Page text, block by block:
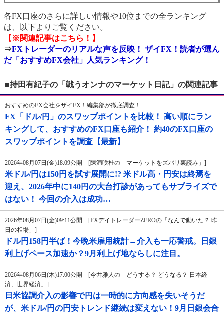
各FX口座のさらに詳しい情報や10位までの全ランキング
は、以下よりご覧ください。
【※関連記事はこちら！】
⇒FXトレーダーのリアルな声を反映！ ザイFX！読者が選ん
だ「おすすめFX会社」人気ランキング！
■持田有紀子の「戦うオンナのマーケット日記」の関連記事
おすすめのFX会社をザイFX！編集部が徹底調査！
FX「ドル/円」のスワップポイントを比較！ 高い順にラン
キングして、おすすめのFX口座も紹介！ 約40のFX口座の
スワップポイントを調査【最新】
2026年08月07日(金)18:09公開 [陳満咲杜の「マーケットをズバリ裏読み」]
米ドル/円は150円を試す展開に!? 米ドル高・円安は終焉を
迎え、2026年中に140円の大台打診があってもサプライズで
はない！ 今回の介入は成功…
2026年08月07日(金)09:11公開 [FXデイトレーダーZEROの「なんで動いた？ 昨
日の相場」]
ドル円158円半ば！今晩米雇用統計→介入も一応警戒。日銀
利上げペース加速か？9月利上げ地ならしに注目。
2026年08月06日(木)17:00公開 [今井雅人の「どうする？ どうなる？ 日本経
済、世界経済」]
日米協調介入の影響で円は一時的に方向感を失いそうだ
が、米ドル/円の円安トレンド継続は変えない！9月日銀会合